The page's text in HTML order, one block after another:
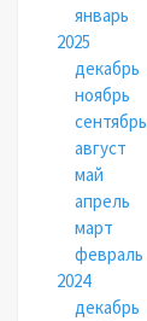
январь
2025
декабрь
ноябрь
сентябрь
август
май
апрель
март
февраль
2024
декабрь